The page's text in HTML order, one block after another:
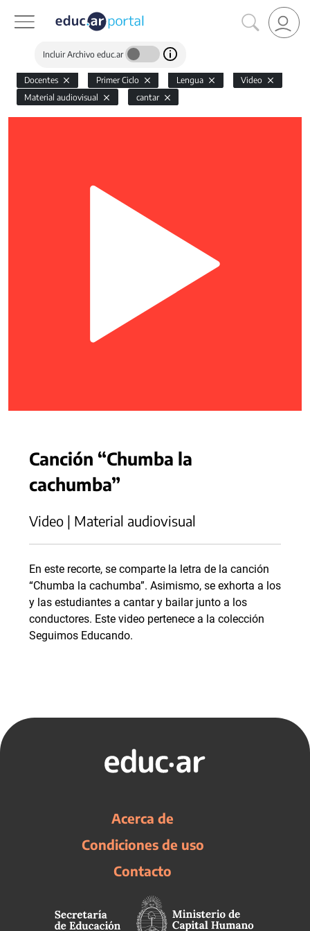
Incluir Archivo educ.ar
Docentes Primer Ciclo Lengua
Video
Material audiovisual
cantar
Canción “Chumba la
cachumba”
Video | Material audiovisual
En este recorte, se comparte la letra de la canción
“Chumba la cachumba”. Asimismo, se exhorta a los
y las estudiantes a cantar y bailar junto a los
conductores. Este video pertenece a la colección
Seguimos Educando.
Acerca de
Condiciones de uso
Contacto